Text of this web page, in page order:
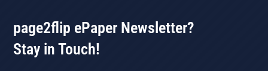
page2flip ePaper Newsletter?
Stay in Touch!